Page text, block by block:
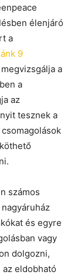
élenjáró
a
9
a
a
az
tesznek a
számos
és egyre
vagy
dolgozni,
eldobható